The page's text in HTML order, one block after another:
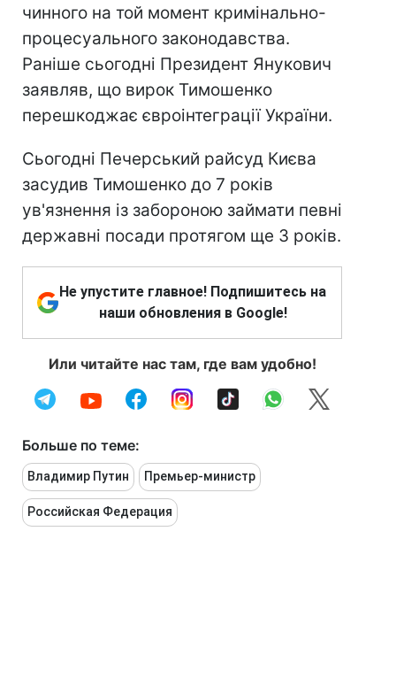
чинного на той момент кримінально-
процесуального законодавства.
Раніше сьогодні Президент Янукович
заявляв, що вирок Тимошенко
перешкоджає євроінтеграції України.
Сьогодні Печерський райсуд Києва
засудив Тимошенко до 7 років
ув'язнення із забороною займати певні
державні посади протягом ще 3 років.
Не упустите главное! Подпишитесь на
наши обновления в Google!
Или читайте нас там, где вам удобно!
Больше по теме:
Владимир Путин Премьер-министр
Российская Федерация